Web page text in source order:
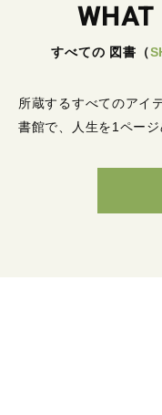
WHAT
すべての 図書 （
所蔵するすべてのアイ
書館で、人生を1ページ